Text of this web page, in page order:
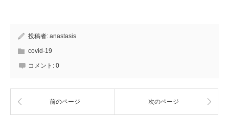
投稿者: anastasis
covid-19
コメント: 0
前のページ 次のページ